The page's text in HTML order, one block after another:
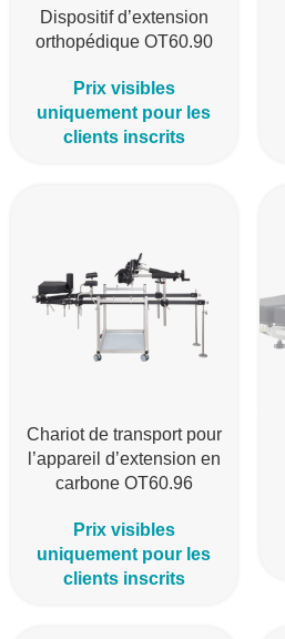
Dispositif d’extension
orthopédique OT60.90
Prix visibles
uniquement pour les
clients inscrits
Chariot de transport pour
l’appareil d’extension en
carbone OT60.96
Prix visibles
uniquement pour les
clients inscrits